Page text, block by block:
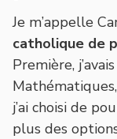
Je m’appelle
catholique de
Première,
j’ai choisi de
plus des